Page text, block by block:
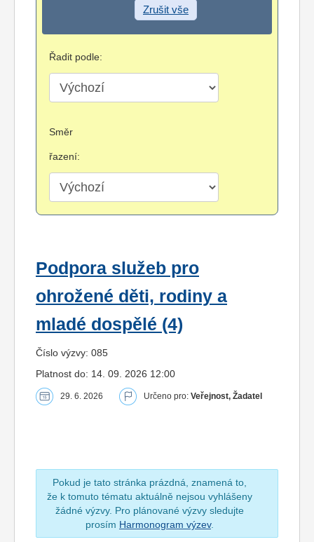
Zrušit vše
Řadit podle:
Směr
řazení:
Podpora služeb pro
ohrožené děti, rodiny a
mladé dospělé (4)
Číslo výzvy: 085
Platnost do: 14. 09. 2026 12:00
29. 6. 2026 Určeno pro: Veřejnost, Žadatel
Pokud je tato stránka prázdná, znamená to,
že k tomuto tématu aktuálně nejsou vyhlášeny
žádné výzvy. Pro plánované výzvy sledujte
prosím Harmonogram výzev.